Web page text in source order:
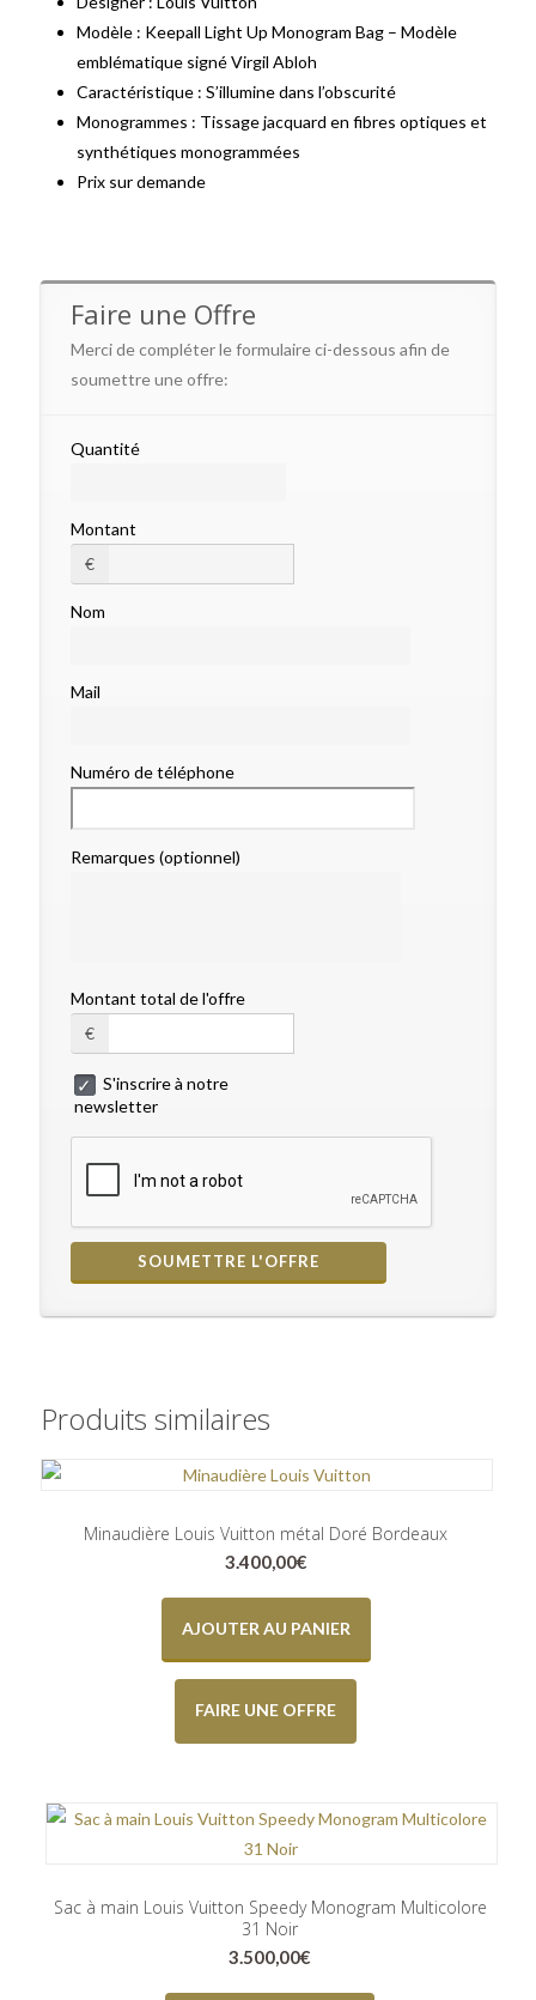
Modèle : Keepall Light Up Monogram Bag – Modèle
emblématique signé Virgil Abloh
Caractéristique : S’illumine dans l’obscurité
Monogrammes : Tissage jacquard en fibres optiques et
synthétiques monogrammées
Prix sur demande
Faire une Offre
Merci de compléter le formulaire ci-dessous afin de
soumettre une offre:
Quantité
Montant
€
Nom
Mail
Numéro de téléphone
Remarques (optionnel)
Montant total de l'offre
€
S'inscrire à notre
newsletter
Produits similaires
Minaudière Louis Vuitton métal Doré Bordeaux
3.400,00€
AJOUTER AU PANIER
FAIRE UNE OFFRE
Sac à main Louis Vuitton Speedy Monogram Multicolore
31 Noir
3.500,00€